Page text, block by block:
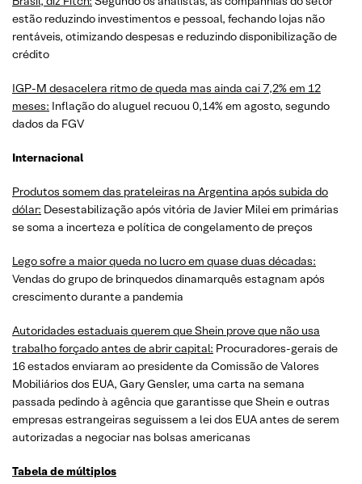
estão reduzindo investimentos e pessoal, fechando lojas não
rentáveis, otimizando despesas e reduzindo disponibilização de
crédito
IGP-M desacelera ritmo de queda mas ainda cai 7,2% em 12
meses: Inflação do aluguel recuou 0,14% em agosto, segundo
dados da FGV
Internacional
Produtos somem das prateleiras na Argentina após subida do
dólar: Desestabilização após vitória de Javier Milei em primárias
se soma a incerteza e política de congelamento de preços
Lego sofre a maior queda no lucro em quase duas décadas:
Vendas do grupo de brinquedos dinamarquês estagnam após
crescimento durante a pandemia
Autoridades estaduais querem que Shein prove que não usa
trabalho forçado antes de abrir capital: Procuradores-gerais de
16 estados enviaram ao presidente da Comissão de Valores
Mobiliários dos EUA, Gary Gensler, uma carta na semana
passada pedindo à agência que garantisse que Shein e outras
empresas estrangeiras seguissem a lei dos EUA antes de serem
autorizadas a negociar nas bolsas americanas
Tabela de múltiplos